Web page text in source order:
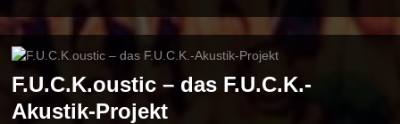
F.U.C.K.oustic – das F.U.C.K.-
Akustik-Projekt